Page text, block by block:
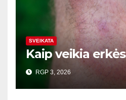
SVEIKATA
Kaip veikia erkės
RGP 3, 2026